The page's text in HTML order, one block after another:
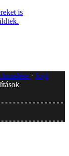
is
kezelése
Jogi